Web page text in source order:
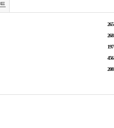
265
268
197
456
208